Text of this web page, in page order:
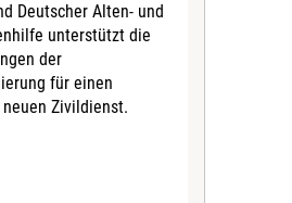
Deutscher Alten- und
unterstützt die
der
für einen
Zivildienst.